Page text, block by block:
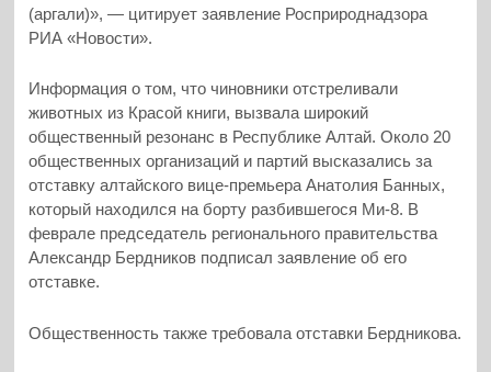
(аргали)», — цитирует заявление Росприроднадзора
РИА «Новости».
Информация о том, что чиновники отстреливали
животных из Красой книги, вызвала широкий
общественный резонанс в Республике Алтай. Около 20
общественных организаций и партий высказались за
отставку алтайского вице-премьера Анатолия Банных,
который находился на борту разбившегося Ми-8. В
феврале председатель регионального правительства
Александр Бердников подписал заявление об его
отставке.
Общественность также требовала отставки Бердникова.